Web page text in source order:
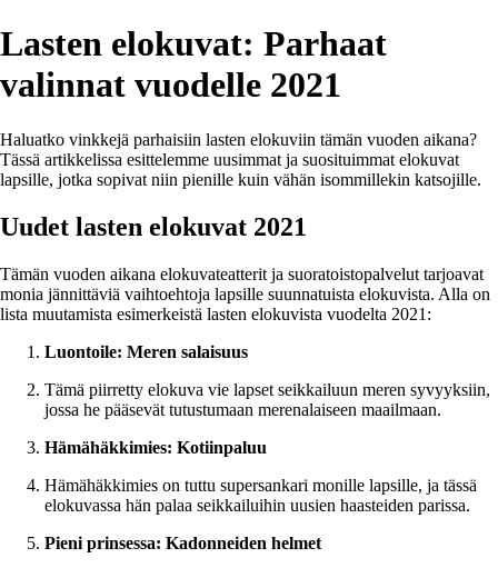
Lasten elokuvat: Parhaat
valinnat vuodelle 2021
Haluatko vinkkejä parhaisiin lasten elokuviin tämän vuoden aikana?
Tässä artikkelissa esittelemme uusimmat ja suosituimmat elokuvat
lapsille, jotka sopivat niin pienille kuin vähän isommillekin katsojille.
Uudet lasten elokuvat 2021
Tämän vuoden aikana elokuvateatterit ja suoratoistopalvelut tarjoavat
monia jännittäviä vaihtoehtoja lapsille suunnatuista elokuvista. Alla on
lista muutamista esimerkeistä lasten elokuvista vuodelta 2021:
Luontoile: Meren salaisuus
Tämä piirretty elokuva vie lapset seikkailuun meren syvyyksiin,
jossa he pääsevät tutustumaan merenalaiseen maailmaan.
Hämähäkkimies: Kotiinpaluu
Hämähäkkimies on tuttu supersankari monille lapsille, ja tässä
elokuvassa hän palaa seikkailuihin uusien haasteiden parissa.
Pieni prinsessa: Kadonneiden helmet